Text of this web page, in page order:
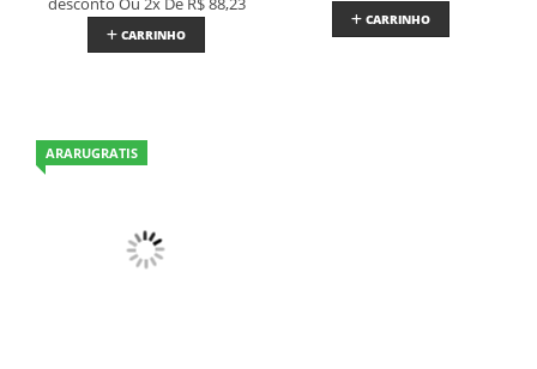
CARRINHO
CARRINHO
ARARUGRATIS